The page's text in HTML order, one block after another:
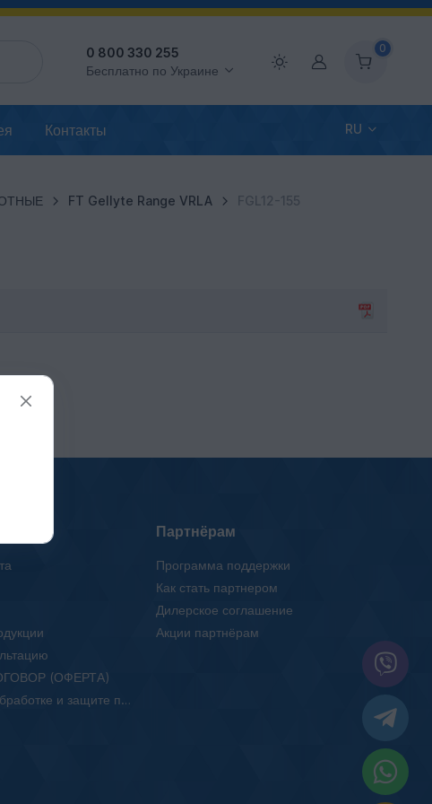
0 800 330 255
Бесплатно по Украине
Аккаунт
0
Контакты RU
FT Gellyte Range VRLA FGL12-155
(ОФЕРТА)
Положение об обработке и защите персональных данных
Партнёрам
Программа поддержки
Как стать партнером
Дилерское соглашение
Акции партнёрам